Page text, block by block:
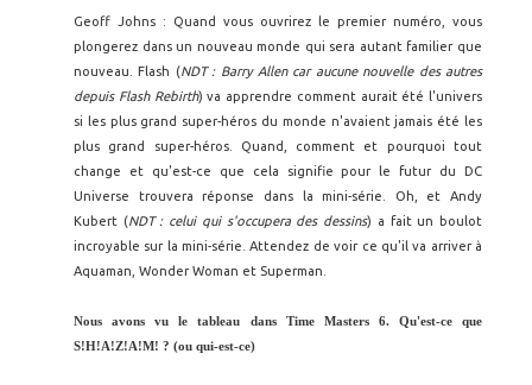
Geoff Johns : Quand vous ouvrirez le premier numéro, vous
plongerez dans un nouveau monde qui sera autant familier que
nouveau. Flash (NDT : Barry Allen car aucune nouvelle des autres
depuis Flash Rebirth) va apprendre comment aurait été l'univers
si les plus grand super-héros du monde n'avaient jamais été les
plus grand super-héros. Quand, comment et pourquoi tout
change et qu'est-ce que cela signifie pour le futur du DC
Universe trouvera réponse dans la mini-série. Oh, et Andy
Kubert (NDT : celui qui s'occupera des dessins) a fait un boulot
incroyable sur la mini-série. Attendez de voir ce qu'il va arriver à
Aquaman, Wonder Woman et Superman.
Nous avons vu le tableau dans Time Masters 6. Qu'est-ce que
S!H!A!Z!A!M! ? (ou qui-est-ce)